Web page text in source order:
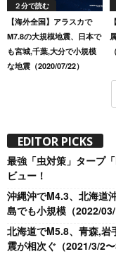
２分で読む
【海外全国】アラスカで
M7.8の大規模地震、日本で
も宮城,千葉,大分で小規模
な地震（2020/07/22）
EDITOR PICKS
最強「虫対策」タープ
ビュー！
沖縄沖でM4.3、北海道
島でも小規模（2022/03/
北海道でM5.8、青森,岩
震が相次ぐ（2021/3/2〜